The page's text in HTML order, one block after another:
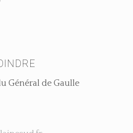
Général de Gaulle